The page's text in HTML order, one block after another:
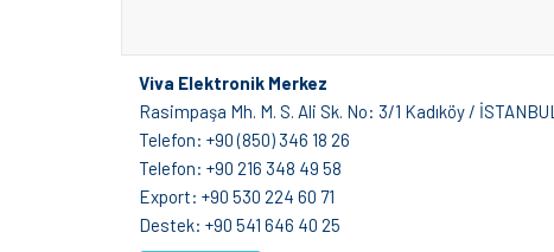
Viva Elektronik Merkez
Rasimpaşa Mh. M. S. Ali Sk. No: 3/1 Kadıköy / İSTANBUL
Telefon: +90 (850) 346 18 26
Telefon: +90 216 348 49 58
Export: +90 530 224 60 71
Destek: +90 541 646 40 25